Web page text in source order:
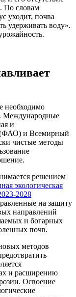
По словам
уходит, почва
удерживать воду».
необходимо
Международные
и
(ФАО) и Всемирный
чистые методы
решением
экологическая
2028
на защиту
направлений
и богарных
почв.
методов
и расширению
Освоение